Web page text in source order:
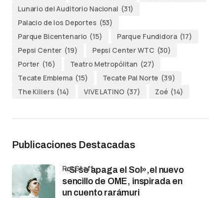
Lunario del Auditorio Nacional (31)
Palacio de los Deportes (53)
Parque Bicentenario (15) Parque Fundidora (17)
Pepsi Center (19) Pepsi Center WTC (30)
Porter (16) Teatro Metropólitan (27)
Tecate Emblema (15) Tecate Pal Norte (39)
The Killers (14) VIVE LATINO (37) Zoé (14)
Publicaciones Destacadas
«Si se apaga el Sol»,el nuevo
sencillo de OME, inspirada en
un cuento rarámuri
por Staff